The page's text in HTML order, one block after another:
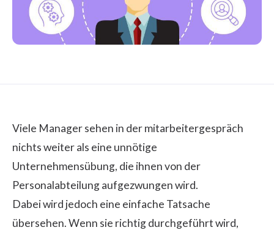
Viele Manager sehen in der mitarbeitergespräch
nichts weiter als eine unnötige
Unternehmensübung, die ihnen von der
Personalabteilung aufgezwungen wird.
Dabei wird jedoch eine einfache Tatsache
übersehen. Wenn sie richtig durchgeführt wird,